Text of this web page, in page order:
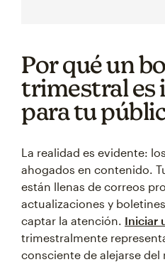
Por qué un
trimestral
para tu
La realidad es evidente:
ahogados en contenido.
están llenas de correos
actualizaciones y
captar la atención. Iniciar
trimestralmente
consciente de alejarse del